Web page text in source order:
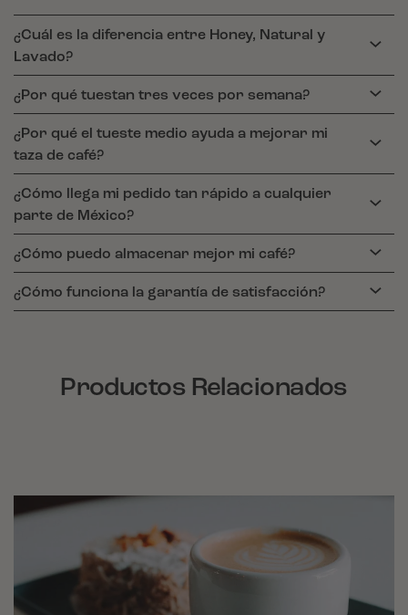
¿Cuál es la diferencia entre Honey, Natural y
Lavado?
¿Por qué tuestan tres veces por semana?
¿Por qué el tueste medio ayuda a mejorar mi
taza de café?
¿Cómo llega mi pedido tan rápido a cualquier
parte de México?
¿Cómo puedo almacenar mejor mi café?
¿Cómo funciona la garantía de satisfacción?
Productos Relacionados